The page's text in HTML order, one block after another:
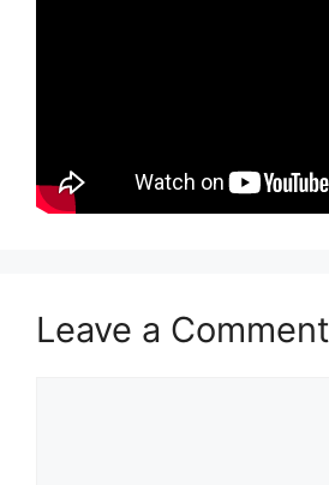
Leave a Comment